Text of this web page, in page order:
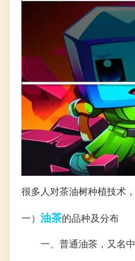
很多人对茶油树种植技术
一） 油茶的品种及分布
一、普通油茶，又名中